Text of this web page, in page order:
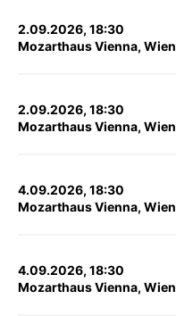
2.09.2026, 18:30
Mozarthaus Vienna, Wien
2.09.2026, 18:30
Mozarthaus Vienna, Wien
4.09.2026, 18:30
Mozarthaus Vienna, Wien
4.09.2026, 18:30
Mozarthaus Vienna, Wien